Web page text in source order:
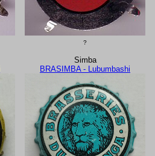
?
Simba
BRASIMBA - Lubumbashi